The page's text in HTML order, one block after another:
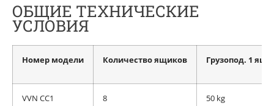
ОБЩИЕ ТЕХНИЧЕСКИЕ
УСЛОВИЯ
Номер модели Количество ящиков Грузопод. 1
VVN CC1 8 50 kg